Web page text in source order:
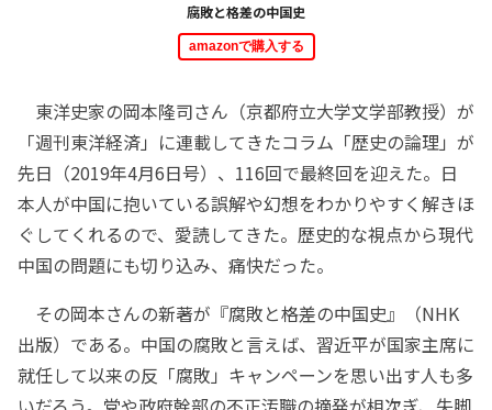
腐敗と格差の中国史
amazonで購入する
東洋史家の岡本隆司さん（京都府立大学文学部教授）が
「週刊東洋経済」に連載してきたコラム「歴史の論理」が
先日（2019年4月6日号）、116回で最終回を迎えた。日
本人が中国に抱いている誤解や幻想をわかりやすく解きほ
ぐしてくれるので、愛読してきた。歴史的な視点から現代
中国の問題にも切り込み、痛快だった。
その岡本さんの新著が『腐敗と格差の中国史』（NHK
出版）である。中国の腐敗と言えば、習近平が国家主席に
就任して以来の反「腐敗」キャンペーンを思い出す人も多